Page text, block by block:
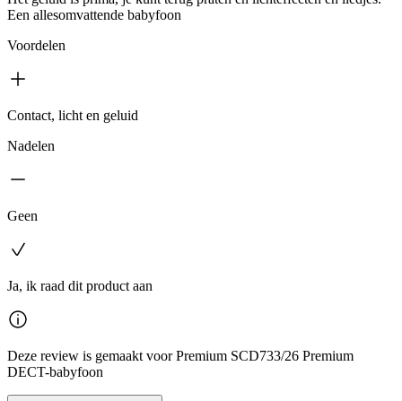
Een allesomvattende babyfoon
Voordelen
Contact, licht en geluid
Nadelen
Geen
Ja, ik raad dit product aan
Deze review is gemaakt voor Premium SCD733/26 Premium
DECT-babyfoon